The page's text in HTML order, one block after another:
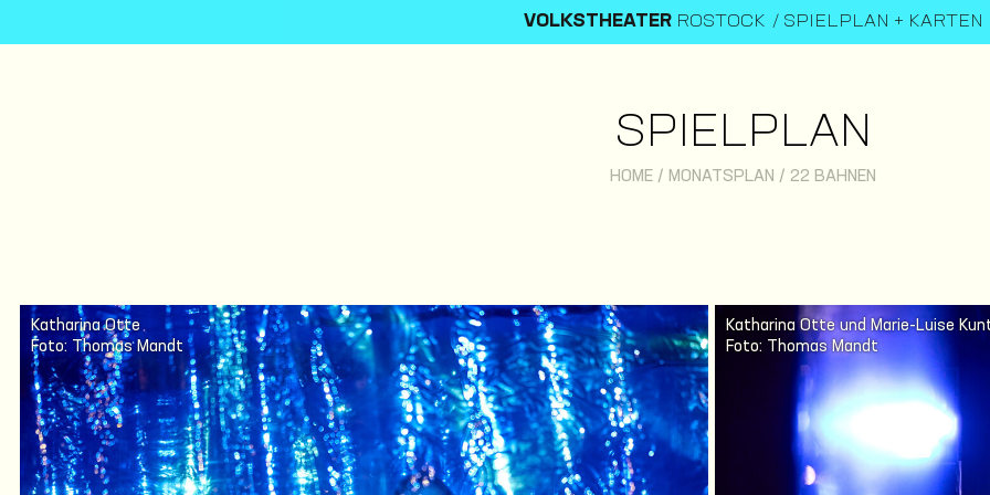
VOLKSTHEATER ROSTOCK SPIELPLAN + KARTEN
SPIELPLAN
HOME/ MONATSPLAN / 22 BAHNEN
Katharina Otte
Foto: Thomas Mandt
Katharina Otte und Marie-Luise
Foto: Thomas Mandt